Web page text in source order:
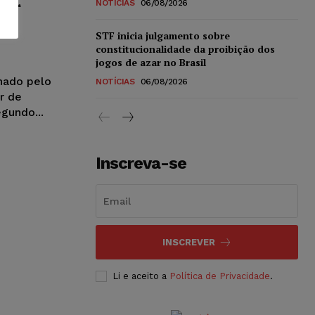
pelo
de
NOTÍCIAS 06/08/2026
STF inicia julgamento sobre
constitucionalidade da proibição dos
jogos de azar no Brasil
NOTÍCIAS 06/08/2026
Inscreva-se
INSCREVER
Li e aceito a Política de Privacidade.